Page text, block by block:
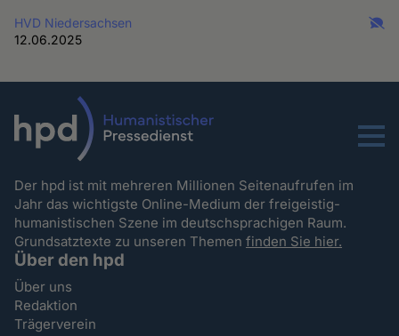
HVD Niedersachsen
12.06.2025
Menu
Der hpd ist mit mehreren Millionen Seitenaufrufen im
Jahr das wichtigste Online-Medium der freigeistig-
humanistischen Szene im deutschsprachigen Raum.
Grundsatztexte zu unseren Themenfinden Sie hier.
Über den hpd
Über uns
Redaktion
Trägerverein